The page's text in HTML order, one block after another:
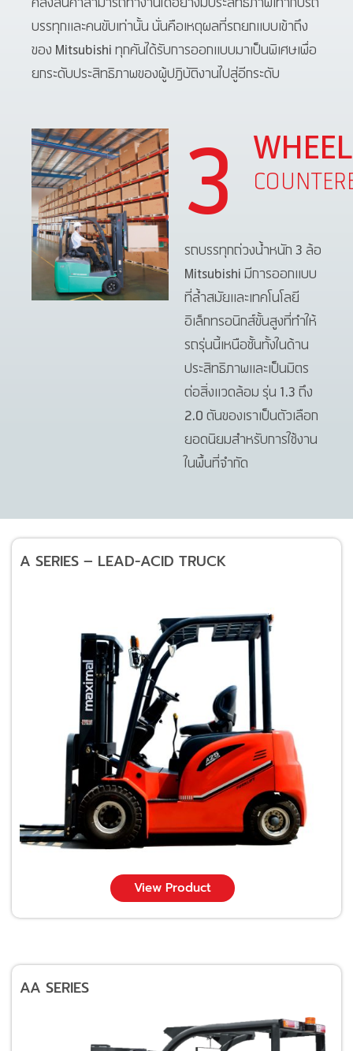
บรรทุกและคนขับเท่านั้น นั่นคือเหตุผลที่รถยกแบบเข้าถึง
ของ Mitsubishi ทุกคันได้รับการออกแบบมาเป็นพิเศษเพื่อ
ยกระดับประสิทธิภาพของผู้ปฏิบัติงานไปสู่อีกระดับ
3
รถบรรทุกถ่วงน้ำหนัก 3 ล้อ
Mitsubishi มีการออกแบบ
ที่ล้ำสมัยและเทคโนโลยี
อิเล็กทรอนิกส์ขั้นสูงที่ทำให้
รถรุ่นนี้เหนือชั้นทั้งในด้าน
ประสิทธิภาพและเป็นมิตร
ต่อสิ่งแวดล้อม รุ่น 1.3 ถึง
2.0 ตันของเราเป็นตัวเลือก
ยอดนิยมสำหรับการใช้งาน
ในพื้นที่จำกัด
A SERIES – LEAD-ACID TRUCK
View Product
AA SERIES